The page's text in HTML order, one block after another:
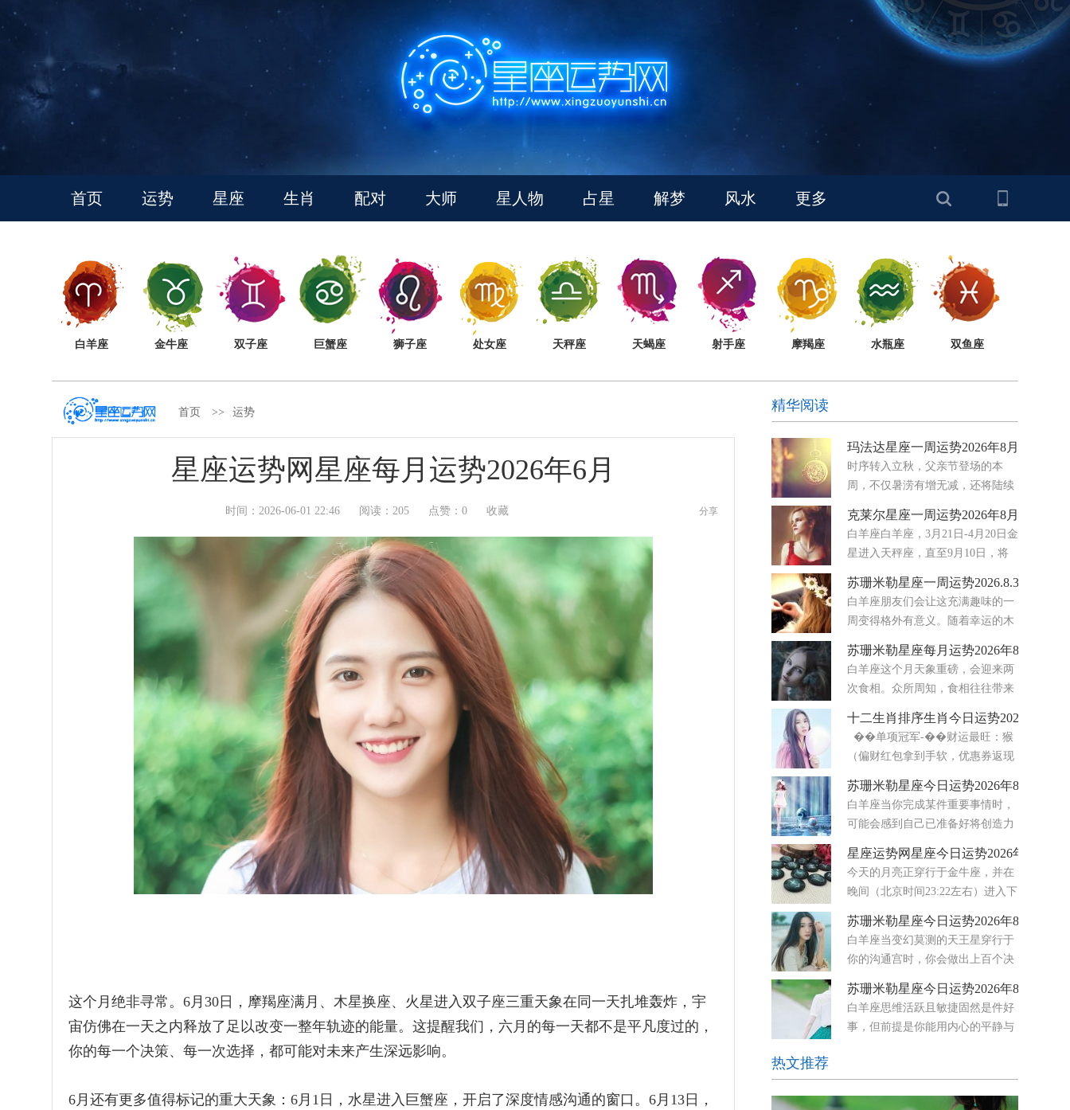
首页 运势 星座 生肖 配对 大师 星人物 占星 解梦 风水 更多
白羊座 金牛座 双子座 巨蟹座 狮子座 处女座 天秤座 天蝎座 射手座 摩羯座 水瓶座 双鱼座
首页 >> 运势
星座运势网星座每月运势2026年6月
时间： 2026-06-01 22:46 阅读： 205 点赞： 0 收藏 分享
这个月绝非寻常。6月30日，摩羯座满月、木星换座、火星进入双子座三重天象在同一天扎堆轰炸，宇
宙仿佛在一天之内释放了足以改变一整年轨迹的能量。这提醒我们，六月的每一天都不是平凡度过的，
你的每一个决策、每一次选择，都可能对未来产生深远影响。
6月还有更多值得标记的重大天象：6月1日，水星进入巨蟹座，开启了深度情感沟通的窗口。6月13日，
精华阅读
玛法达星座一周运势2026年8月5日至11
时序转入立秋，父亲节登场的本
周，不仅暑涝有增无减，还将陆续
子座与火星转进巨蟹座三大星兆大氛围的集体转
向，从国际到社会的集体潜意识将出现既妥协务
实，又难免高调主观的矛盾循环
克莱尔星座一周运势2026年8月3日-9日
白羊座白羊座，3月21日-4月20日金
星进入天秤座，直至9月10日，将
协议和情感公平上。你开始注意到哪些地方的努力
感觉是单向的，哪些地方真正存在着平衡。八月要
求你停止满足
苏珊米勒星座一周运势2026.8.3-8.9
白羊座朋友们会让这充满趣味的一
周变得格外有意义。随着幸运的木
富有表现力的区域，你的爱情生活正熠熠生辉。无
论你是单身还是正处于幸福的恋爱关系中，浪漫之
花都在绽放。未来几天，
苏珊米勒星座每月运势2026年8月
白羊座这个月天象重磅，会迎来两
次食相。众所周知，食相往往带来
感悟。第一次是8月12日发生在狮子座20度的新月
日食，整体氛围十分利好。新月代表机遇，会打开
从前难以触及的大门
十二生肖排序生肖今日运势2026年8月5
��单项冠军-��财运最旺：猴
（偏财红包拿到手软，优惠券返现
（自信＋热情＋温柔，桃花三剑客）-��事业最
佳：龙&虎（战
苏珊米勒星座今日运势2026年8月6日
白羊座当你完成某件重要事情时，
可能会感到自己已准备好将创造力
底，个人项目或浪漫时刻都会显得更加意义非凡。
随着狮子座的太阳与白羊座的土星形成合相，你或
许能更自然地向他人展现
星座运势网星座今日运势2026年8月5日
今天的月亮正穿行于金牛座，并在
晚间（北京时间23:22左右）进入下
种“清理”的冲动——你想放下那些不再服务于你的
东西，无论是物质上的堆积，还是情感上的负
担。 而最令
苏珊米勒星座今日运势2026年8月5日
白羊座当变幻莫测的天王星穿行于
你的沟通宫时，你会做出上百个决
影响下，你的思绪如闪电般迅捷，学习能力显著提
升，思维敏捷度也随之增强。此外，离奇古怪的话
题会引起你的兴趣，而你
苏珊米勒星座今日运势2026年8月7日
白羊座思维活跃且敏捷固然是件好
事，但前提是你能用内心的平静与
行在代表思想与细微感知第三宫。虽然这能让你的
被迫迅速做出决定，或者
热文推荐